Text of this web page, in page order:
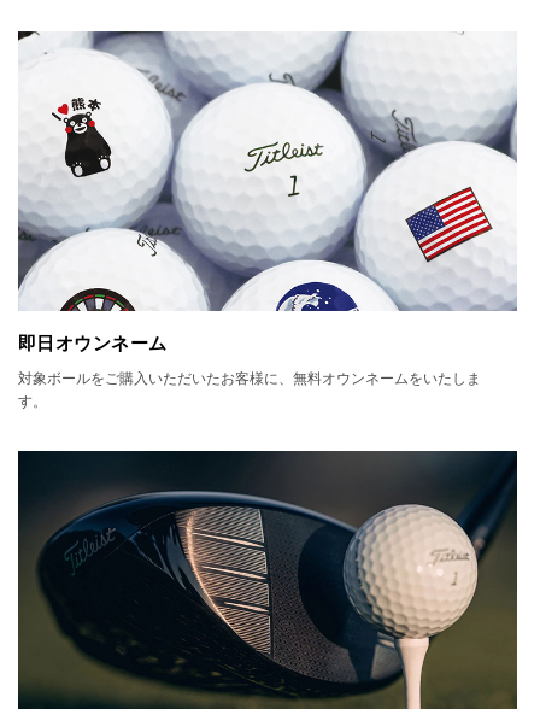
即日オウンネーム
対象ボールをご購入いただいたお客様に、無料オウンネームをいたしま
す。